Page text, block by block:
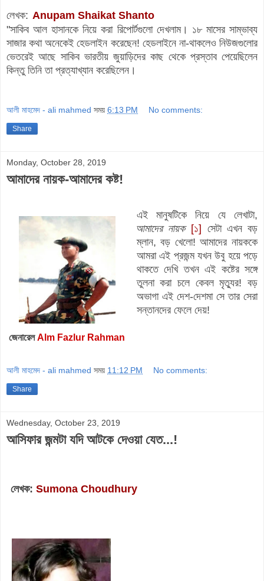
লেখক: Anupam Shaikat Shanto
"সাকিব আল হাসানকে নিয়ে করা রিপোর্টগুলো দেখলাম। ১৮ মাসের সাম্ভাব্য
সাজার কথা অনেকেই হেডলাইন করেছেন! হেডলাইনে না-থাকলেও নিউজগুলোর
ভেতরেই আছে সাকিব ভারতীয় জুয়াড়িদের কাছ থেকে প্রস্তাব পেয়েছিলেন
কিন্তু তিনি তা প্রত্যাখ্যান করেছিলেন।
আলী মাহমেদ - ali mahmed সময় 6:13 PM No comments:
Share
Monday, October 28, 2019
আমাদের নায়ক-আমাদের কষ্ট!
জেনারেল Alm Fazlur Rahman
এই মানুষটিকে নিয়ে যে লেখাটা,
আমাদের নায়ক [১] সেটা এখন বড়
ম্লান, বড় খেলো! আমাদের নায়ককে
আমরা এই প্রজন্ম যখন উবু হয়ে পড়ে
থাকতে দেখি তখন এই কষ্টের সঙ্গে
তুলনা করা চলে কেবল মৃত্যুর! বড়
অভাগা এই দেশ-দেশমা সে তার সেরা
সন্তানদের ফেলে দেয়!
আলী মাহমেদ - ali mahmed সময় 11:12 PM No comments:
Share
Wednesday, October 23, 2019
আসিফার জন্মটা যদি আটকে দেওয়া যেত...!
লেখক: Sumona Choudhury